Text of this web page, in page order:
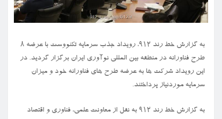
به گزارش خط رند ۹۱۲، رویداد جذب سرمایه تکنووست با عرضه ۸
طرح فناورانه در منطقه بین المللی نوآوری ایران برگزار گردید. در
این رویداد شرکت ها به عرضه طرح های فناورانه خود و میزان
سرمایه موردنیاز پرداختند.
به گزارش خط رند ۹۱۲ به نقل از معاونت علمی، فناوری و اقتصاد